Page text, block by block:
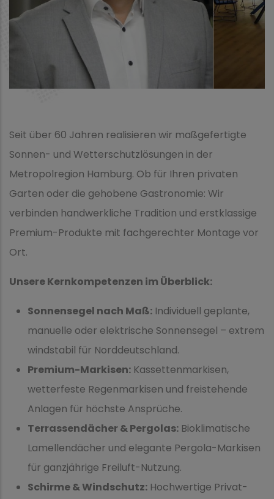
Seit über 60 Jahren realisieren wir maßgefertigte
Sonnen- und Wetterschutzlösungen in der
Metropolregion Hamburg. Ob für Ihren privaten
Garten oder die gehobene Gastronomie: Wir
verbinden handwerkliche Tradition und erstklassige
Premium-Produkte mit fachgerechter Montage vor
Ort.
Unsere Kernkompetenzen im Überblick:
Sonnensegel nach Maß: Individuell geplante,
manuelle oder elektrische Sonnensegel – extrem
windstabil für Norddeutschland.
Premium-Markisen: Kassettenmarkisen,
wetterfeste Regenmarkisen und freistehende
Anlagen für höchste Ansprüche.
Terrassendächer & Pergolas: Bioklimatische
Lamellendächer und elegante Pergola-Markisen
für ganzjährige Freiluft-Nutzung.
Schirme & Windschutz: Hochwertige Privat-